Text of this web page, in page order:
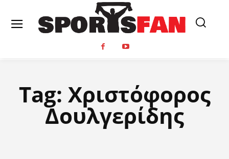
Tag: Χριστόφορος
Δουλγερίδης